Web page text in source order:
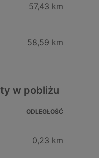
57,43 km
58,59 km
w pobliżu
ODLEGŁOŚĆ
0,23 km